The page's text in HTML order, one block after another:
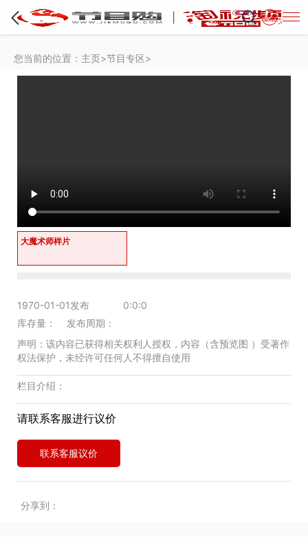
登录
您当前的位置： 主页>节目专区>
大魔术师样片
1970-01-01发布
0:0:0
库存量： 发布周期：
声明：该内容已获得相关权利人授权，内容（含预览图 ）受著作
权法保护，未经许可任何人不得擅自使用
栏目介绍：
请联系客服进行议价
联系客服议价
分享到：